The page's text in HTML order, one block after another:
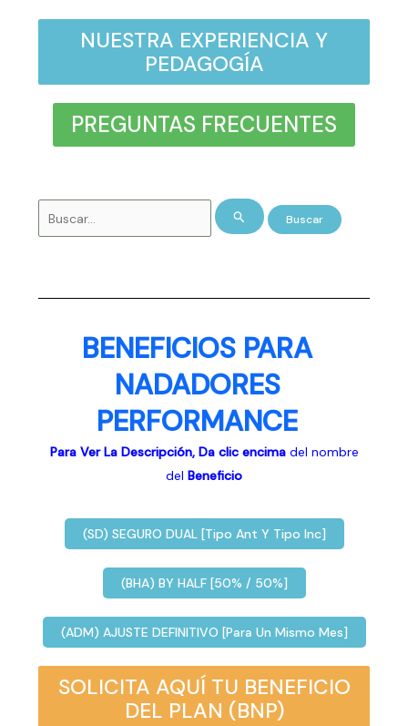
NUESTRA EXPERIENCIA Y
PEDAGOGÍA
PREGUNTAS FRECUENTES
por:
BENEFICIOS PARA
NADADORES
PERFORMANCE
Para Ver La Descripción, Da clic encimadel nombre
del Beneficio
(SD) SEGURO DUAL [Tipo Ant Y Tipo Inc]
(BHA) BY HALF [50% / 50%]
(ADM) AJUSTE DEFINITIVO [Para Un Mismo Mes]
SOLICITA AQUÍ TU BENEFICIO
DEL PLAN (BNP)